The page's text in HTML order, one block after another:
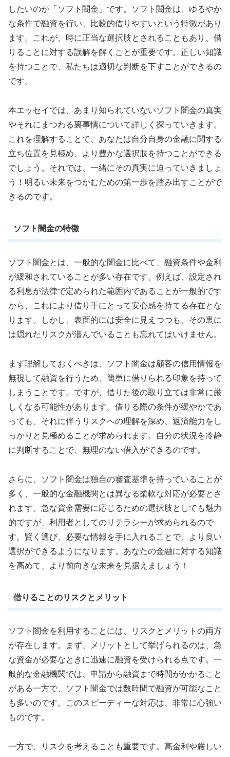
したいのが「ソフト闇金」です。ソフト闇金は、ゆるやか
な条件で融資を行い、比較的借りやすいという特徴があり
ます。これが、時に正当な選択肢とされることもあり、借
りることに対する誤解を解くことが重要です。正しい知識
を持つことで、私たちは適切な判断を下すことができるの
です。
本エッセイでは、あまり知られていないソフト闇金の真実
やそれにまつわる裏事情について詳しく探っていきます。
これを理解することで、あなたは自分自身の金融に関する
立ち位置を見極め、より豊かな選択肢を持つことができる
でしょう。それでは、一緒にその真実に迫っていきましょ
う！明るい未来をつかむための第一歩を踏み出すことがで
きるのです。
ソフト闇金の特徴
ソフト闇金とは、一般的な闇金に比べて、融資条件や金利
が緩和されていることが多い存在です。例えば、設定され
る利息が法律で定められた範囲内であることが一般的です
から、これにより借り手にとって安心感を持てる存在とな
ります。しかし、表面的には安全に見えつつも、その裏に
は隠れたリスクが潜んでいることも忘れてはいけません。
まず理解しておくべきは、ソフト闇金は顧客の信用情報を
無視して融資を行うため、簡単に借りられる印象を持って
しまうことです。ですが、借りた後の取り立ては非常に厳
しくなる可能性があります。借りる際の条件が緩やかであ
っても、それに伴うリスクへの理解を深め、返済能力をし
っかりと見極めることが求められます。自分の状況を冷静
に判断することで、無理のない借入ができるのです。
さらに、ソフト闇金は独自の審査基準を持っていることが
多く、一般的な金融機関とは異なる柔軟な対応が必要とさ
れます。急な資金需要に応じるための選択肢としても魅力
的ですが、利用者としてのリテラシーが求められるので
す。賢く選び、必要な情報を手に入れることで、より良い
選択ができるようになります。あなたの金融に対する知識
を高めて、より前向きな未来を見据えましょう！
借りることのリスクとメリット
ソフト闇金を利用することには、リスクとメリットの両方
が存在します。まず、メリットとして挙げられるのは、急
な資金が必要なときに迅速に融資を受けられる点です。一
般的な金融機関では、申請から融資まで時間がかかること
がある一方で、ソフト闇金では数時間で融資が可能なこと
も多いのです。このスピーディーな対応は、非常に心強い
ものです。
一方で、リスクを考えることも重要です。高金利や厳しい